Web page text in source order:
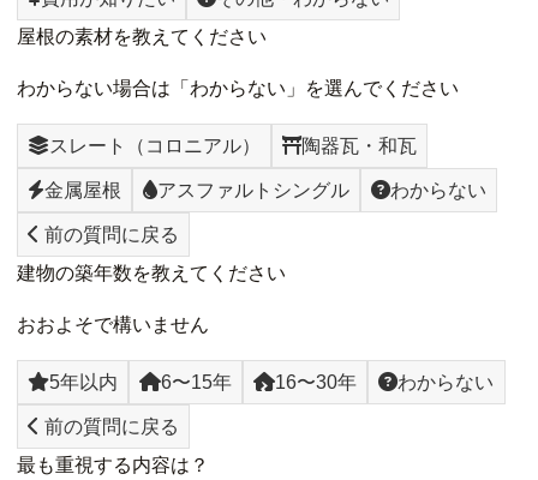
屋根の素材を教えてください
わからない場合は「わからない」を選んでください
スレート（コロニアル） 陶器瓦・和瓦
金属屋根 アスファルトシングル わからない
前の質問に戻る
建物の築年数を教えてください
おおよそで構いません
5年以内 6〜15年 16〜30年 わからない
前の質問に戻る
最も重視する内容は？